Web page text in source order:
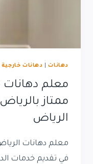
دهانات| دهانات خارجية
معلم
ممتاز
الرياض
معلم دهانات
في تقديم خدمات